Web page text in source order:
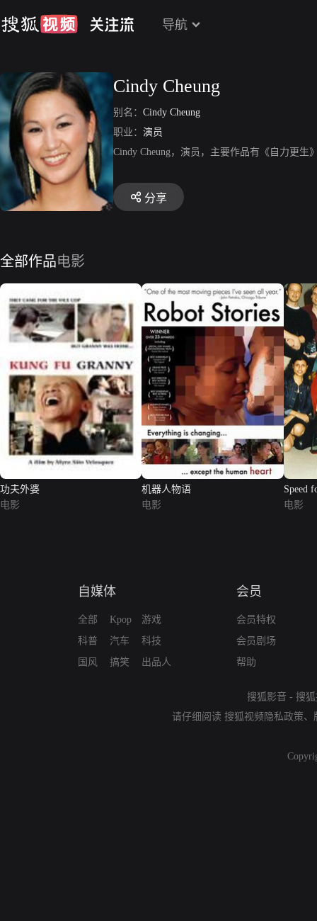
导航
Cindy Cheung
别名： Cindy Cheung
职业： 演员
Cindy Cheung，演员，主要作品有《自力更
分享
全部作品电影
功夫外婆
电影
机器人物语
电影
Speed
电影
自媒体
全部
科普
国风
Kpop
汽车
搞笑
游戏
科技
出品人
会员
会员特权
会员剧场
帮助
搜狐影音 - 搜
请仔细阅读 搜狐视频隐私政策、